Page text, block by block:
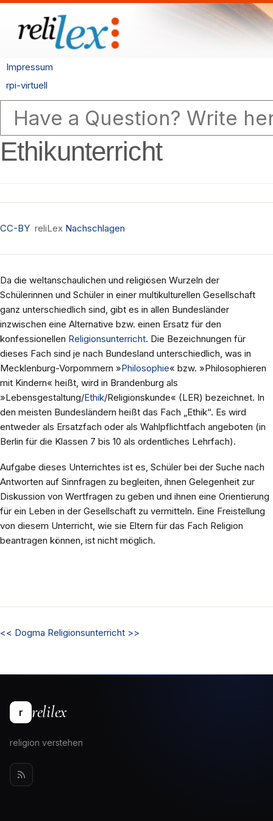
Impressum
rpi-virtuell
Ethikunterricht
CC-BY reliLex Nachschlagen
Da die weltanschaulichen und religiösen Wurzeln der
Schülerinnen und Schüler in einer multikulturellen Gesellschaft
ganz unterschiedlich sind, gibt es in allen Bundesländer
inzwischen eine Alternative bzw. einen Ersatz für den
konfessionellen Religionsunterricht. Die Bezeichnungen für
dieses Fach sind je nach Bundesland unterschiedlich, was in
Mecklenburg-Vorpommern »Philosophie« bzw. »Philosophieren
mit Kindern« heißt, wird in Brandenburg als
»Lebensgestaltung/Ethik/Religionskunde« (LER) bezeichnet. In
den meisten Bundesländern heißt das Fach „Ethik“. Es wird
entweder als Ersatzfach oder als Wahlpflichtfach angeboten (in
Berlin für die Klassen 7 bis 10 als ordentliches Lehrfach).
Aufgabe dieses Unterrichtes ist es, Schüler bei der Suche nach
Antworten auf Sinnfragen zu begleiten, ihnen Gelegenheit zur
Diskussion von Wertfragen zu geben und ihnen eine Orientierung
für ein Leben in der Gesellschaft zu vermitteln. Eine Freistellung
von diesem Unterricht, wie sie Eltern für das Fach Religion
beantragen können, ist nicht möglich.
<< Dogma Religionsunterricht >>
r relilex
religion verstehen